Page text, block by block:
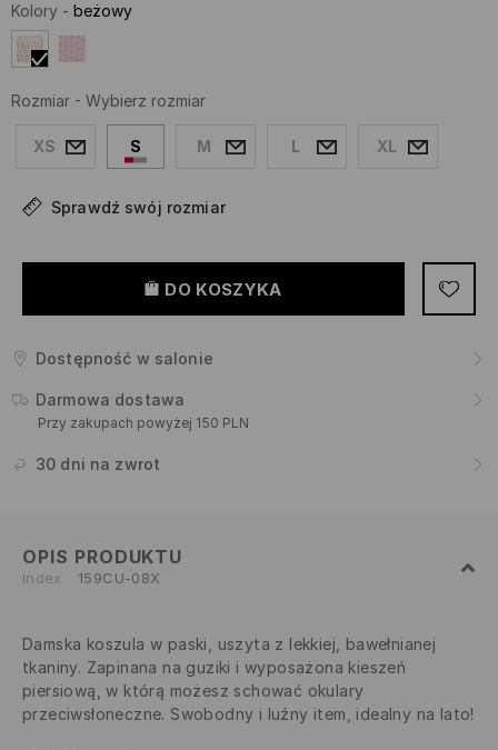
Kolory - beżowy
Rozmiar - Wybierz rozmiar
XS S M L XL
Sprawdź swój rozmiar
DO KOSZYKA
Dostępność w salonie
Darmowa dostawa
Przy zakupach powyżej 150 PLN
30 dni na zwrot
OPIS PRODUKTU
Index 159CU-08X
Damska koszula w paski, uszyta z lekkiej, bawełnianej
tkaniny. Zapinana na guziki i wyposażona kieszeń
piersiową, w którą możesz schować okulary
przeciwsłoneczne. Swobodny i luźny item, idealny na lato!